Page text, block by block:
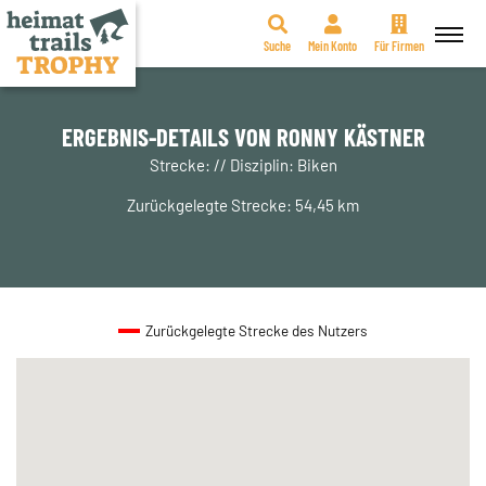
Zum
Suche Mein Konto Für Firmen
ERGEBNIS-DETAILS VON RONNY KÄSTNER
Strecke: // Disziplin: Biken
Zurückgelegte Strecke: 54,45 km
Zurückgelegte Strecke des Nutzers